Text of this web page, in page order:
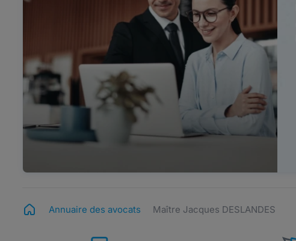
Annuaire des avocats Maître Jacques DESLANDES